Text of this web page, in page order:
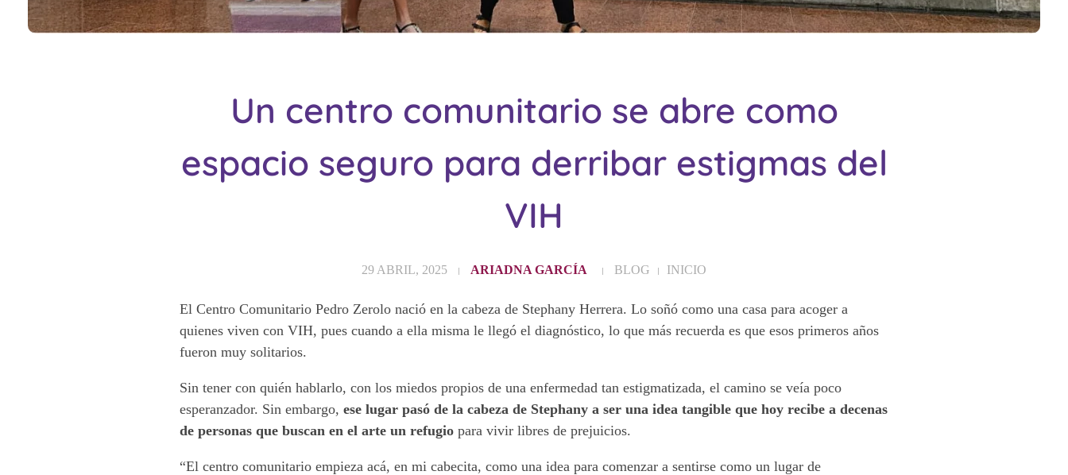
Un centro comunitario se abre como
espacio seguro para derribar estigmas del
VIH
29 ABRIL, 2025 ARIADNA GARCÍA BLOG INICIO
El Centro Comunitario Pedro Zerolo nació en la cabeza de Stephany Herrera. Lo soñó como una casa para acoger a
quienes viven con VIH, pues cuando a ella misma le llegó el diagnóstico, lo que más recuerda es que esos primeros años
fueron muy solitarios.
Sin tener con quién hablarlo, con los miedos propios de una enfermedad tan estigmatizada, el camino se veía poco
esperanzador. Sin embargo,ese lugar pasó de la cabeza de Stephany a ser una idea tangible que hoy recibe a decenas
de personas que buscan en el arte un refugio para vivir libres de prejuicios.
“El centro comunitario empieza acá, en mi cabecita, como una idea para comenzar a sentirse como un lugar de